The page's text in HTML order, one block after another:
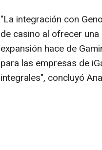
"La integración con
de casino al ofrecer
expansión hace de
para las empresas de
integrales", concluyó